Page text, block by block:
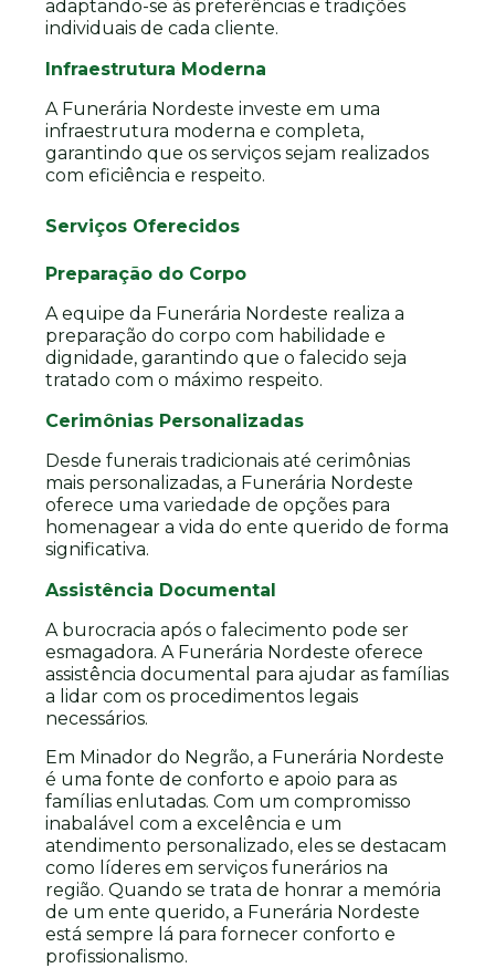
adaptando-se às preferências e tradições
individuais de cada cliente.
Infraestrutura Moderna
A Funerária Nordeste investe em uma
infraestrutura moderna e completa,
garantindo que os serviços sejam realizados
com eficiência e respeito.
Serviços Oferecidos
Preparação do Corpo
A equipe da Funerária Nordeste realiza a
preparação do corpo com habilidade e
dignidade, garantindo que o falecido seja
tratado com o máximo respeito.
Cerimônias Personalizadas
Desde funerais tradicionais até cerimônias
mais personalizadas, a Funerária Nordeste
oferece uma variedade de opções para
homenagear a vida do ente querido de forma
significativa.
Assistência Documental
A burocracia após o falecimento pode ser
esmagadora. A Funerária Nordeste oferece
assistência documental para ajudar as famílias
a lidar com os procedimentos legais
necessários.
Em Minador do Negrão, a Funerária Nordeste
é uma fonte de conforto e apoio para as
famílias enlutadas. Com um compromisso
inabalável com a excelência e um
atendimento personalizado, eles se destacam
como líderes em serviços funerários na
região. Quando se trata de honrar a memória
de um ente querido, a Funerária Nordeste
está sempre lá para fornecer conforto e
profissionalismo.